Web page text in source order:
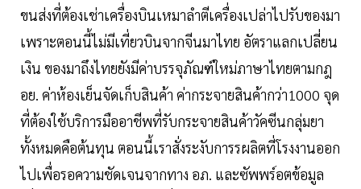
ขนส่งที่ต้องเช่าเครื่องบินเหมาลำตีเครื่องเปล่าไปรับของมา
เพราะตอนนี้ไม่มีเที่ยวบินจากจีนมาไทย อัตราแลกเปลี่ยน
เงิน ของมาถึงไทยยังมีค่าบรรจุภัณฑ์ใหม่ภาษาไทยตามกฎ
อย. ค่าห้องเย็นจัดเก็บสินค้า ค่ากระจายสินค้ากว่า1000 จุด
ที่ต้องใช้บริการมืออาชีพที่รับกระจายสินค้าวัคซีนกลุ่มยา
ทั้งหมดคือต้นทุน ตอนนี้เราสั่งระงับการรผลิตที่โรงงานออก
ไปเพื่อรอความชัดเจนจากทาง อภ. และซัพพร์อตข้อมูล